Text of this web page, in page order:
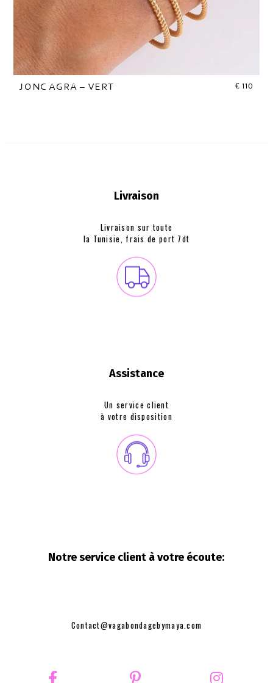
JONC AGRA – VERT € 110
Livraison
Livraison sur toute
la Tunisie, frais de port 7dt
Assistance
Un service client
à votre disposition
Notre service client à votre écoute:
Contact@vagabondagebymaya.com